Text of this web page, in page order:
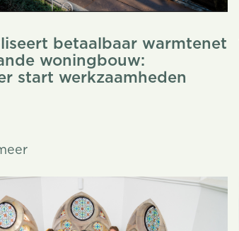
betaalbaar warmtenet
woningbouw:
start werkzaamheden
Lees meer